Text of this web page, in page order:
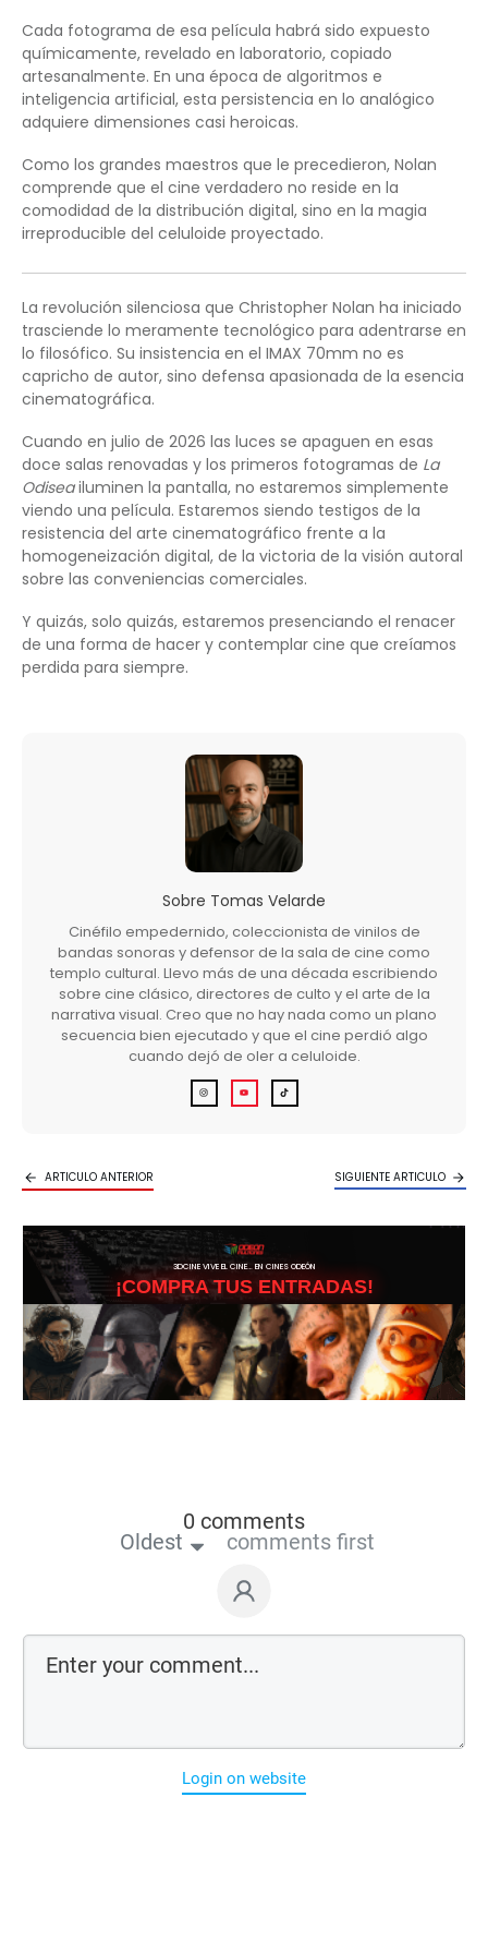
Cada fotograma de esa película habrá sido expuesto
químicamente, revelado en laboratorio, copiado
artesanalmente. En una época de algoritmos e
inteligencia artificial, esta persistencia en lo analógico
adquiere dimensiones casi heroicas.
Como los grandes maestros que le precedieron, Nolan
comprende que el cine verdadero no reside en la
comodidad de la distribución digital, sino en la magia
irreproducible del celuloide proyectado.
La revolución silenciosa que Christopher Nolan ha iniciado
trasciende lo meramente tecnológico para adentrarse en
lo filosófico. Su insistencia en el IMAX 70mm no es
capricho de autor, sino defensa apasionada de la esencia
cinematográfica.
Cuando en julio de 2026 las luces se apaguen en esas
doce salas renovadas y los primeros fotogramas de La
Odiseailuminen la pantalla, no estaremos simplemente
viendo una película. Estaremos siendo testigos de la
resistencia del arte cinematográfico frente a la
homogeneización digital, de la victoria de la visión autoral
sobre las conveniencias comerciales.
Y quizás, solo quizás, estaremos presenciando el renacer
de una forma de hacer y contemplar cine que creíamos
perdida para siempre.
Sobre Tomas Velarde
Cinéfilo empedernido, coleccionista de vinilos de
bandas sonoras y defensor de la sala de cine como
templo cultural. Llevo más de una década escribiendo
sobre cine clásico, directores de culto y el arte de la
narrativa visual. Creo que no hay nada como un plano
secuencia bien ejecutado y que el cine perdió algo
cuando dejó de oler a celuloide.
ARTICULO ANTERIOR SIGUIENTE ARTICULO
3DCINE VIVE EL CINE… EN CINES ODEÓN
¡COMPRA TUS ENTRADAS!
0 comments
Oldest comments first
Login on website